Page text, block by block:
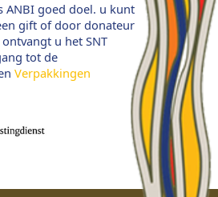
ANBI goed doel. u kunt
gift of door donateur
u het SNT
tot de
Verpakkingen